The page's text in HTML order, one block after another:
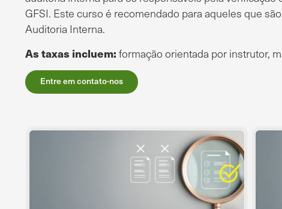
GFSI. Este curso é recomendado para aqueles que
Auditoria Interna.
As taxas incluem: formação orientada por instrutor,
Entre em contato-nos